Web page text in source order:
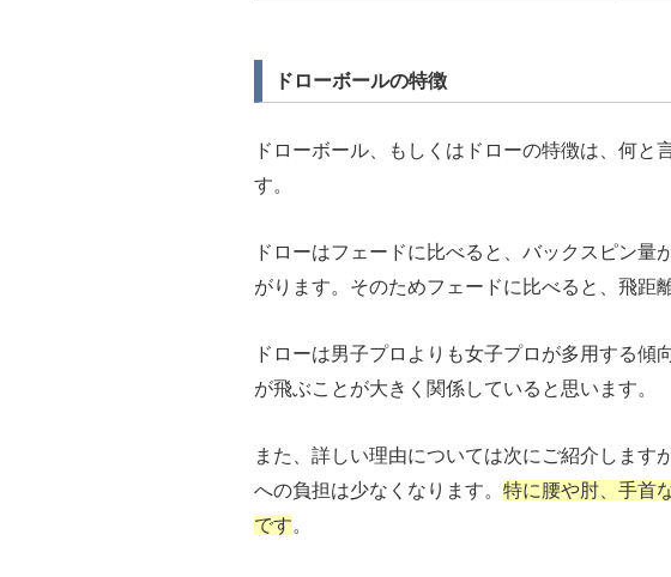
ドローボールの特徴
ドローボール、もしくはドローの特徴は、何と
す。
ドローはフェードに比べると、バックスピン量
がります。そのためフェードに比べると、飛距
ドローは男子プロよりも女子プロが多用する傾
が飛ぶことが大きく関係していると思います。
また、詳しい理由については次にご紹介します
への負担は少なくなります。 特に腰や肘、手首
です。